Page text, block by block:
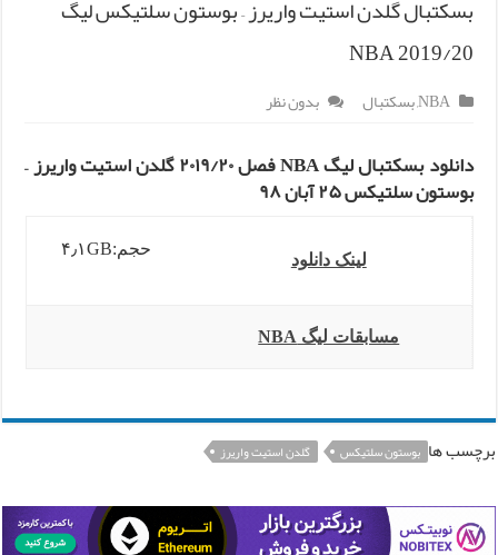
بسکتبال گلدن استیت واریرز – بوستون سلتیکس لیگ
NBA 2019/20
NBA
,بسکتبال بدون نظر
دانلود بسکتبال لیگ NBA فصل ۲۰۱۹/۲۰ گلدن استیت واریرز –
بوستون سلتیکس ۲۵ آبان ۹۸
لینک دانلود
حجم:۴٫۱GB
مسابقات لیگ NBA
برچسب ها بوستون سلتیکس گلدن استیت واریرز